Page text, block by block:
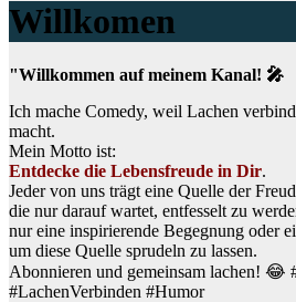
Willkomen
"Willkommen auf meinem Kanal! 🎤
Ich mache Comedy, weil Lachen
macht.
Mein Motto ist:
Entdecke die Lebensfreude in Dir.
Jeder von uns trägt eine Quelle der
die nur darauf wartet, entfesselt zu
nur eine inspirierende Begegnung oder
um diese Quelle sprudeln zu lassen.
Abonnieren und gemeinsam lachen! 😂
#LachenVerbinden #Humor